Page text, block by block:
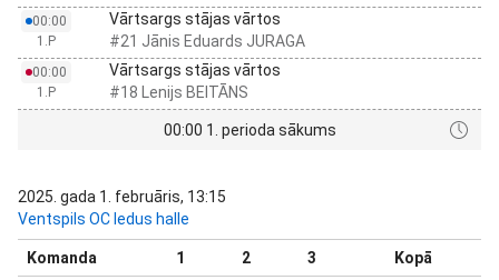
00:00
1.P
Vārtsargs stājas vārtos
#21 Jānis Eduards JURAGA
00:00
1.P
Vārtsargs stājas vārtos
#18 Lenijs BEITĀNS
00:00 1. perioda sākums
2025. gada 1. februāris, 13:15
Ventspils OC ledus halle
Komanda 1 2 3 Kopā